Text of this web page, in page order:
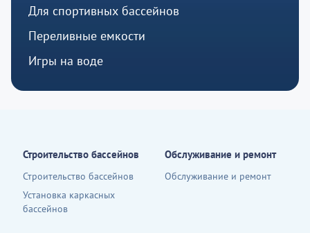
Для спортивных бассейнов
Переливные емкости
Игры на воде
Строительство бассейнов
Строительство бассейнов
Установка каркасных
бассейнов
Обслуживание и ремонт
Обслуживание и ремонт